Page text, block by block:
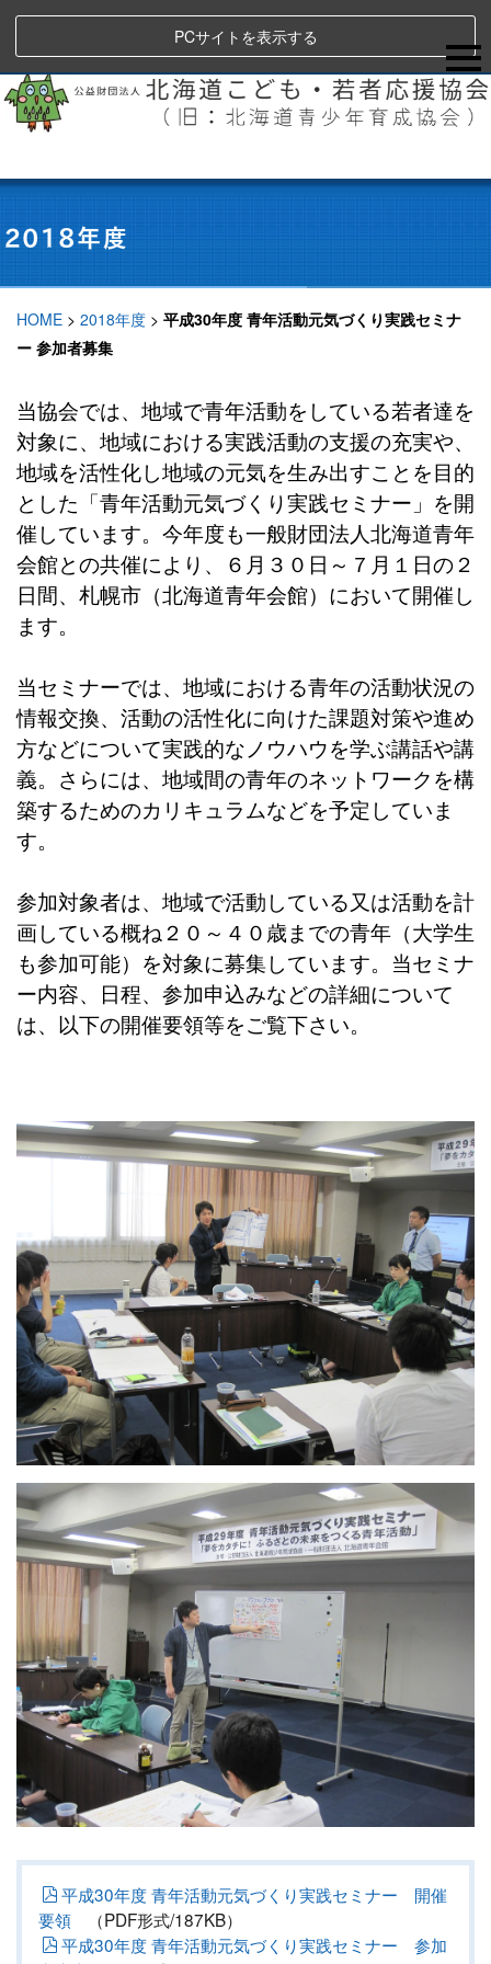
PCサイトを表示する
HOME > 2018年度 > 平成30年度 青年活動元気づくり実践セミナ
ー 参加者募集
当協会では、地域で青年活動をしている若者達を
対象に、地域における実践活動の支援の充実や、
地域を活性化し地域の元気を生み出すことを目的
とした「青年活動元気づくり実践セミナー」を開
催しています。今年度も一般財団法人北海道青年
会館との共催により、６月３０日～７月１日の２
日間、札幌市（北海道青年会館）において開催し
ます。
当セミナーでは、地域における青年の活動状況の
情報交換、活動の活性化に向けた課題対策や進め
方などについて実践的なノウハウを学ぶ講話や講
義。さらには、地域間の青年のネットワークを構
築するためのカリキュラムなどを予定していま
す。
参加対象者は、地域で活動している又は活動を計
画している概ね２０～４０歳までの青年（大学生
も参加可能）を対象に募集しています。当セミナ
ー内容、日程、参加申込みなどの詳細について
は、以下の開催要領等をご覧下さい。
平成30年度 青年活動元気づくり実践セミナー 開催
要領 （PDF形式/187KB）
平成30年度 青年活動元気づくり実践セミナー 参加